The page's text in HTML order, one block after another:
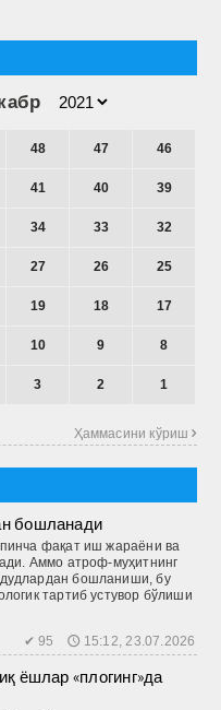
48 47 46
41 40 39
34 33 32
27 26 25
19 18 17
10 9 8
3 2 1
Ҳаммасини кўриш 
бошланади
фақат иш жараёни ва
Аммо атроф-муҳитнинг
бошланиши, бу
тартиб устувор бўлиши
✔ 95 🕔 15:12, 23.07.2026
ёшлар «плогинг»да